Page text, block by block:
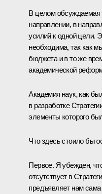
В целом обсуждаемая
направлении, в
усилий к одной цели.
необходима, так как
бюджета и в то же
академической
Академия наук, как
в разработке
элементы которого
Что здесь стоило бы
Первое. Я убежден,
отсутствует в
предъявляет нам сама